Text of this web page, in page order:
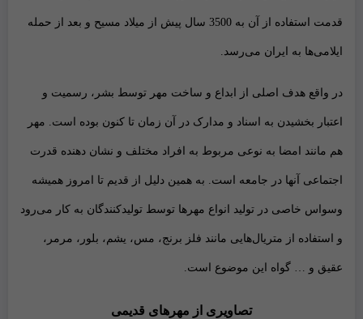
قدمت استفاده از آن به 3500 سال پیش از میلاد مسیح و بعد از حمله
ایلامی‌ها به ایران می‌رسد.
در واقع هدف اصلی از ابداع و ساخت مهر توسط بشر، رسمیت و
اعتبار بخشیدن به اسناد و مدارک در آن زمان تا کنون بوده است. مهر
هم مانند امضا به نوعی مربوط به افراد مختلف و نشان دهنده قدرت
اجتماعی آنها در جامعه است. به همین دلیل از قدیم تا امروز همیشه
وسواس خاصی در تولید انواع مهر‌ها توسط تولید‌کنندگان به کار می‌رود
و استفاده از متریال‌هایی مانند فلز برنج، مس، یشم، بلور، مرمر،
عقیق و … گواه این موضوع است.
تصاویری از مهر‌های قدیمی